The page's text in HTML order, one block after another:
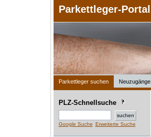
Parkettleger-Portal
Parkettleger suchen Neuzugänge
PLZ-Schnellsuche
Google Suche Erweiterte Suche